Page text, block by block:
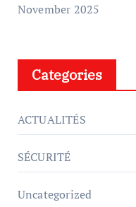
November 2025
Categories
ACTUALITÉS
SÉCURITÉ
Uncategorized